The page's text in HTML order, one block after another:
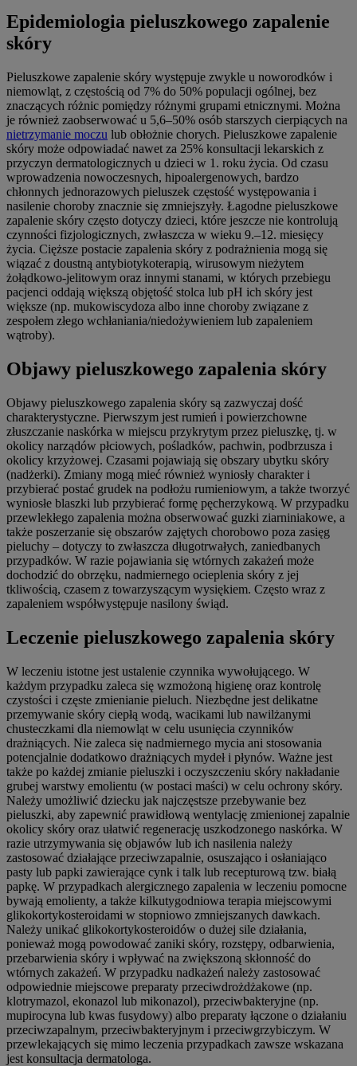
Epidemiologia pieluszkowego zapalenie
skóry
Pieluszkowe zapalenie skóry występuje zwykle u noworodków i
niemowląt, z częstością od 7% do 50% populacji ogólnej, bez
znaczących różnic pomiędzy różnymi grupami etnicznymi. Można
je również zaobserwować u 5,6–50% osób starszych cierpiących na
nietrzymanie moczu lub obłożnie chorych. Pieluszkowe zapalenie
skóry może odpowiadać nawet za 25% konsultacji lekarskich z
przyczyn dermatologicznych u dzieci w 1. roku życia. Od czasu
wprowadzenia nowoczesnych, hipoalergenowych, bardzo
chłonnych jednorazowych pieluszek częstość występowania i
nasilenie choroby znacznie się zmniejszyły. Łagodne pieluszkowe
zapalenie skóry często dotyczy dzieci, które jeszcze nie kontrolują
czynności fizjologicznych, zwłaszcza w wieku 9.–12. miesięcy
życia. Cięższe postacie zapalenia skóry z podrażnienia mogą się
wiązać z doustną antybiotykoterapią, wirusowym nieżytem
żołądkowo-jelitowym oraz innymi stanami, w których przebiegu
pacjenci oddają większą objętość stolca lub pH ich skóry jest
większe (np. mukowiscydoza albo inne choroby związane z
zespołem złego wchłaniania/niedożywieniem lub zapaleniem
wątroby).
Objawy pieluszkowego zapalenia skóry
Objawy pieluszkowego zapalenia skóry są zazwyczaj dość
charakterystyczne. Pierwszym jest rumień i powierzchowne
złuszczanie naskórka w miejscu przykrytym przez pieluszkę, tj. w
okolicy narządów płciowych, pośladków, pachwin, podbrzusza i
okolicy krzyżowej. Czasami pojawiają się obszary ubytku skóry
(nadżerki). Zmiany mogą mieć również wyniosły charakter i
przybierać postać grudek na podłożu rumieniowym, a także tworzyć
wyniosłe blaszki lub przybierać formę pęcherzykową. W przypadku
przewlekłego zapalenia można obserwować guzki ziarniniakowe, a
także poszerzanie się obszarów zajętych chorobowo poza zasięg
pieluchy – dotyczy to zwłaszcza długotrwałych, zaniedbanych
przypadków. W razie pojawiania się wtórnych zakażeń może
dochodzić do obrzęku, nadmiernego ocieplenia skóry z jej
tkliwością, czasem z towarzyszącym wysiękiem. Często wraz z
zapaleniem współwystępuje nasilony świąd.
Leczenie pieluszkowego zapalenia skóry
W leczeniu istotne jest ustalenie czynnika wywołującego. W
każdym przypadku zaleca się wzmożoną higienę oraz kontrolę
czystości i częste zmienianie pieluch. Niezbędne jest delikatne
przemywanie skóry ciepłą wodą, wacikami lub nawilżanymi
chusteczkami dla niemowląt w celu usunięcia czynników
drażniących. Nie zaleca się nadmiernego mycia ani stosowania
potencjalnie dodatkowo drażniących mydeł i płynów. Ważne jest
także po każdej zmianie pieluszki i oczyszczeniu skóry nakładanie
grubej warstwy emolientu (w postaci maści) w celu ochrony skóry.
Należy umożliwić dziecku jak najczęstsze przebywanie bez
pieluszki, aby zapewnić prawidłową wentylację zmienionej zapalnie
okolicy skóry oraz ułatwić regenerację uszkodzonego naskórka. W
razie utrzymywania się objawów lub ich nasilenia należy
zastosować działające przeciwzapalnie, osuszająco i osłaniająco
pasty lub papki zawierające cynk i talk lub recepturową tzw. białą
papkę. W przypadkach alergicznego zapalenia w leczeniu pomocne
bywają emolienty, a także kilkutygodniowa terapia miejscowymi
glikokortykosteroidami w stopniowo zmniejszanych dawkach.
Należy unikać glikokortykosteroidów o dużej sile działania,
ponieważ mogą powodować zaniki skóry, rozstępy, odbarwienia,
przebarwienia skóry i wpływać na zwiększoną skłonność do
wtórnych zakażeń. W przypadku nadkażeń należy zastosować
odpowiednie miejscowe preparaty przeciwdrożdżakowe (np.
klotrymazol, ekonazol lub mikonazol), przeciwbakteryjne (np.
mupirocyna lub kwas fusydowy) albo preparaty łączone o działaniu
przeciwzapalnym, przeciwbakteryjnym i przeciwgrzybiczym. W
przewlekających się mimo leczenia przypadkach zawsze wskazana
jest konsultacja dermatologa.